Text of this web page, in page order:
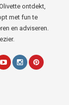
ontdekt,
met fun te
en adviseren.